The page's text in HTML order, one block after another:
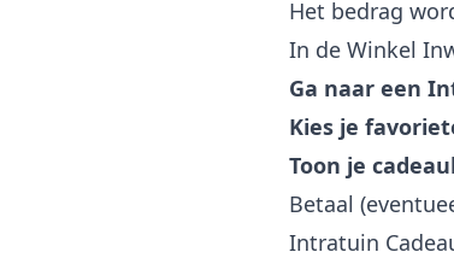
Het bedrag
In de Winkel
Ga naar een
Kies je
Toon je
Betaal
Intratuin